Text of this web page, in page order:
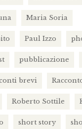
Maria Soria
Paul Izzo
pubblicazione
brevi
Roberto Sottile
short story